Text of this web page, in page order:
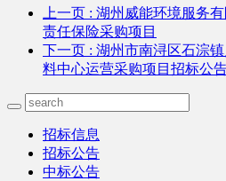
上一页 : 湖州威能环境服务
责任保险采购项目
下一页 : 湖州市南浔区石淙
料中心运营采购项目招标公
招标信息
招标公告
中标公告